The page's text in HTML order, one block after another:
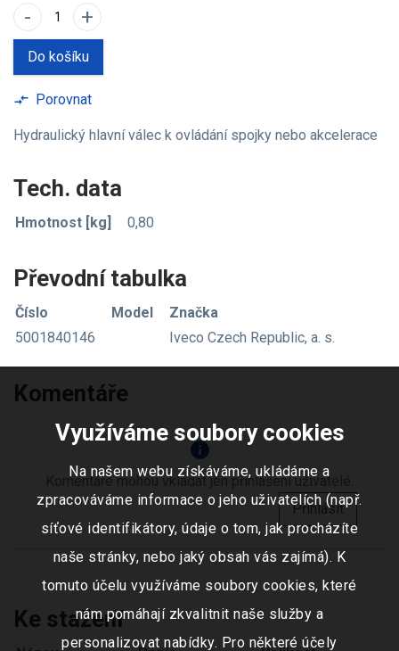
- +
Do košíku
compare_arrows Porovnat
Hydraulický hlavní válec k ovládání spojky nebo akcelerace
Tech. data
Hmotnost [kg] 0,80
Převodní tabulka
Číslo Model
Značka
5001840146
Iveco Czech Republic, a. s.
Komentáře
info
Komentáře mohou vkládat jen přihlášení uživatelé.
Přihlásit
Ke stažení
Využíváme soubory cookies
Na našem webu získáváme, ukládáme a
zpracováváme informace o jeho uživatelích (např.
síťové identifikátory, údaje o tom, jak procházíte
naše stránky, nebo jaký obsah vás zajímá). K
tomuto účelu využíváme soubory cookies, které
nám pomáhají zkvalitnit naše služby a
personalizovat nabídky. Pro některé účely